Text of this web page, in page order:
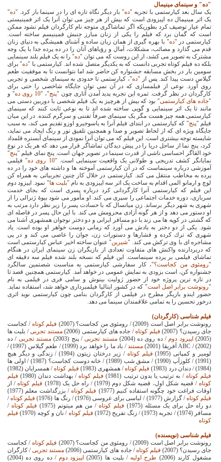
"ده" و سینمای مینیمال
یک سال بعد کیارستمی با تجربه "ده" بار دیگر نگاه تازه ای را در سینما باز کرد. "ده"
یک اثر مینیمال ده اپیزودی است که بیش از هر چیز می توان آنرا یک اثر فمینیستی
تمام عیار توصیف کرد بطوریکه اگر تماشاگری متوجه نام کارگردان فیلم نشود ممکن
است که گمان برد که فیلم را یکی از زنان مبارز جنبش فمینیسم ساخته است.
کیارستمی در "ده" با بهره گیری از همان زبان ساده و آشنای همیشگی به دنیای زنان
قدم می گذارد و مصائب، مشکلات، آمال و رؤیاهای آنان را در ده پرده جدا با یک وجه
مشترک به تصویر می کشد، از این روست که می توان "ده" را نه یک فیلم بلند سینمایی
بلکه ده فیلم کوتاه تجربی دانست که به یکدیگر متصل شده اند. کیارستمی با "ده" برای
سومین بار در بخش مسابقه جشنواره کن حاضر شد اما نتوانست تا به موفقیت طعم
گیلاس دست پیدا کند. پس از "ده"، کیارستمی تا حدودی به سینمای شخصی و تجربی
روی آورد. نوعی از فیلمسازی که در آن نمی توان جایگاه شاخصی را حتی برای
کارگردان در نظر گرفت. ثمره این تجربه پدید آمدن آثاری چون "پنج"، "10 روی ده
" و
"جاده های کیارستمی" بود که بیش از هرچیز به یک فیلم شخصی با دوربین دستی می
مانند تا یک اثر سینمایی و گویی ساخته شده اند تا به نوعی ثابت کنند که سینمای
کیارستمی همه چیز هست مگر یک سینمای صرفاً تفننی و سرگرم کننده. در این میان
فیلم "پنج" که کیارستمی در ابتدای فیلم آنرا به یاسوجیرو اوزو تقدیم می کند، به سبب
جایگاه ویژه ای که از لحاظ تصویر و صدا و همچنین تلفیق نور و رنگ ایجاد می نماید،
شایسته توجه بیشتری است. این فیلم که می توان آنرا نمودی از سینمای آبستره قلمداد
کرد، پنج نما از ساحل دریا را در پیش دیدگان تماشاگر قرار می دهد که هر یک در نوع
خود القاگر احساسی ناشی از قدرت سینما در تصویر جهان است. پنج نمای فیلم "پنج"
نمایانگر کشف تدریجی و طولانی یک واقعیت سینمایی است. "10 روی ده
" فیلمی
آموزشی درباره سینماست که در آن کیارستمی آموخته ها و داشته های خود را در ده
پرده به مخاطب منتقل می کند. کیارستمی در خلال کار چنین تجربیاتی به همراه کن
لوچ و ارمانو المی اقدام به ساخت یک اثر سه اپیزودی به نام "بلیت ها" نمود. اپیزود دوم
این فیلم که کیارستمی آنرا کارگردانی کرد درباره پسری است كه بجای خدمت
سربازی، دوره خدمات اجتماعی را سپری می كند. او مأمور می شود بیوۀ ژنرالی را از
شهری به شهر دیگر برساند. زن میانسال كه با حسادت پسر را زیر نظر دارد مرتب به
او دستور می دهد و از هر گونه آزادی محرومش می كند. با این حال پسر در فاصله ای
كه گشتی در كوپه ها می زند با دو مسافر ایرانی و دو دختر نوجوان همشهری آشنا می
شود. یكی از دو دختر به یادش می آورد كه زمانی دوست خواهر او بوده است. یاد
شهری كه ترك كرده و فشارها و دستورات زن، جوان را عاصی می كند و در پی
مشاجره ای با وی تركش می كند. "شیرین" عنوان ساخته اخیر عباس کیارستمی است
که دربردارنده واکنش های متفاوت تعدادی از بازیگران زن سینمای ایران در هنگام
تماشای فیلمی بر پرده سینماست. این فیلم که نسخه بلند شده فیلم سه دقیقه ای
"رومئوی من کجاست؟"، کار سفارشی کیارستمی به مناسبت شصتمین سالگرد
جشنواره کن، است بزودی به نمایش عمومی در خواهد آمد. کیارستمی همچنین قصد تا
در تازه ترین پروژه خود از حضور ژولیت بینوش و سامی فری در فیلمی به نام
"رونوشت برابر اصل است" که در کشور ایتالیا فیلمبرداری خواهد شد، استفاده نماید.
حضور ایندو بازیگر مطرح در فیلمی از کارگردان بنامی چون کیارستمی نوید اثری
درخور تحسین را به تمامی علاقمندان سینما می دهد.
فیلم شناسی (کارگردان)
رونوشت برابر اصل است (2009) / رومئوی من کجاست؟ (2007)
فیلم کوتاه / کجاست
جای رسیدن؟ (2007)
فیلم کوتاه/ جاده های کیارستمی (2006) مستند تجربی/ بلیت ها
(2005)
اپیزود دوم / ده روی ده (2004) مستند تجربی/ پنج (2003) مستند تجربی / ده
(2002) /
ABCآفریقا (2001) مستند
/ باد ما را خواهد برد (1999) / طعم گیلاس (1997) /
لومیر و کمپانی (1995)
فیلم کوتاه
/ زیر درختان زیتون (1994) / زندگی و دیگر هیچ
(1991) / کلوزآپ (1990) / مشق شب (1989) / خانه دوست کجاست؟ (1987) / اولی ها
(1984) / دندان درد (1983)
فیلم کوتاه/ همشهری (1983) فیلم کوتاه/ همسرایان (1982)
فیلم کوتاه / به ترتیب یا بدون ترتیب (1981) فیلم کوتاه/ بهداشت دندان (1980)
فیلم
کوتاه/ قضیه شکل اول، قضیه شکل دوم (1979) / راه حل یک (1978) فیلم کوتاه/ از
اوقات فراغت خود چگونه استفاده کنیم (1977)
فیلم کوتاه / بزرگداشت معلم (1977)
فیلم کوتاه/ گزارش (1977) / لباسی برای عروسی (1976) / رنگ ها (1976) فیلم کوتاه/
دو راه حل برای یک مسئله (1975)
فیلم کوتاه / من هم میتونم (1975) فیلم کوتاه /
مسافر (1974) / تجربه (1973)
/ زنگ تفریح (1972) فیلم کوتاه / نان و کوچه (1970)
فیلم
کوتاه
فیلم شناسی (نویسنده)
رونوشت برابر اصل است (2009) / رومئوی من کجاست؟ (2007)
فیلم کوتاه / کجاست
جای رسیدن؟ (2007)
فیلم کوتاه/ جاده های کیارستمی (2006) مستند تجربی/ کارگران
مشغول کارند (2006)
طرح اولیه/ بلیت ها (2005) اپیزود دوم / ده روی ده (2004)